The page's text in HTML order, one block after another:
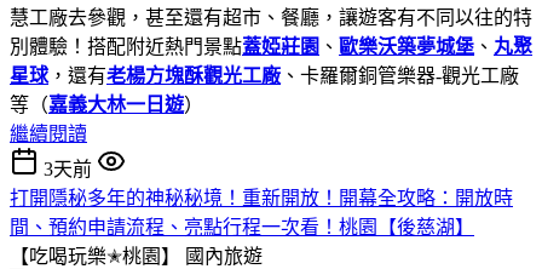
慧工廠去參觀，甚至還有超市、餐廳，讓遊客有不同以往的特
別體驗！搭配附近熱門景點蓋婭莊園 、 歐樂沃築夢城堡 、 丸聚
星球 ，還有老楊方塊酥觀光工廠 、卡羅爾銅管樂器-觀光工廠
等（嘉義大林一日遊）
繼續閱讀
3天前
打開隱秘多年的神秘秘境！重新開放！開幕全攻略：開放時
間、預約申請流程、亮點行程一次看！桃園【後慈湖】
【吃喝玩樂✭桃園】
國內旅遊